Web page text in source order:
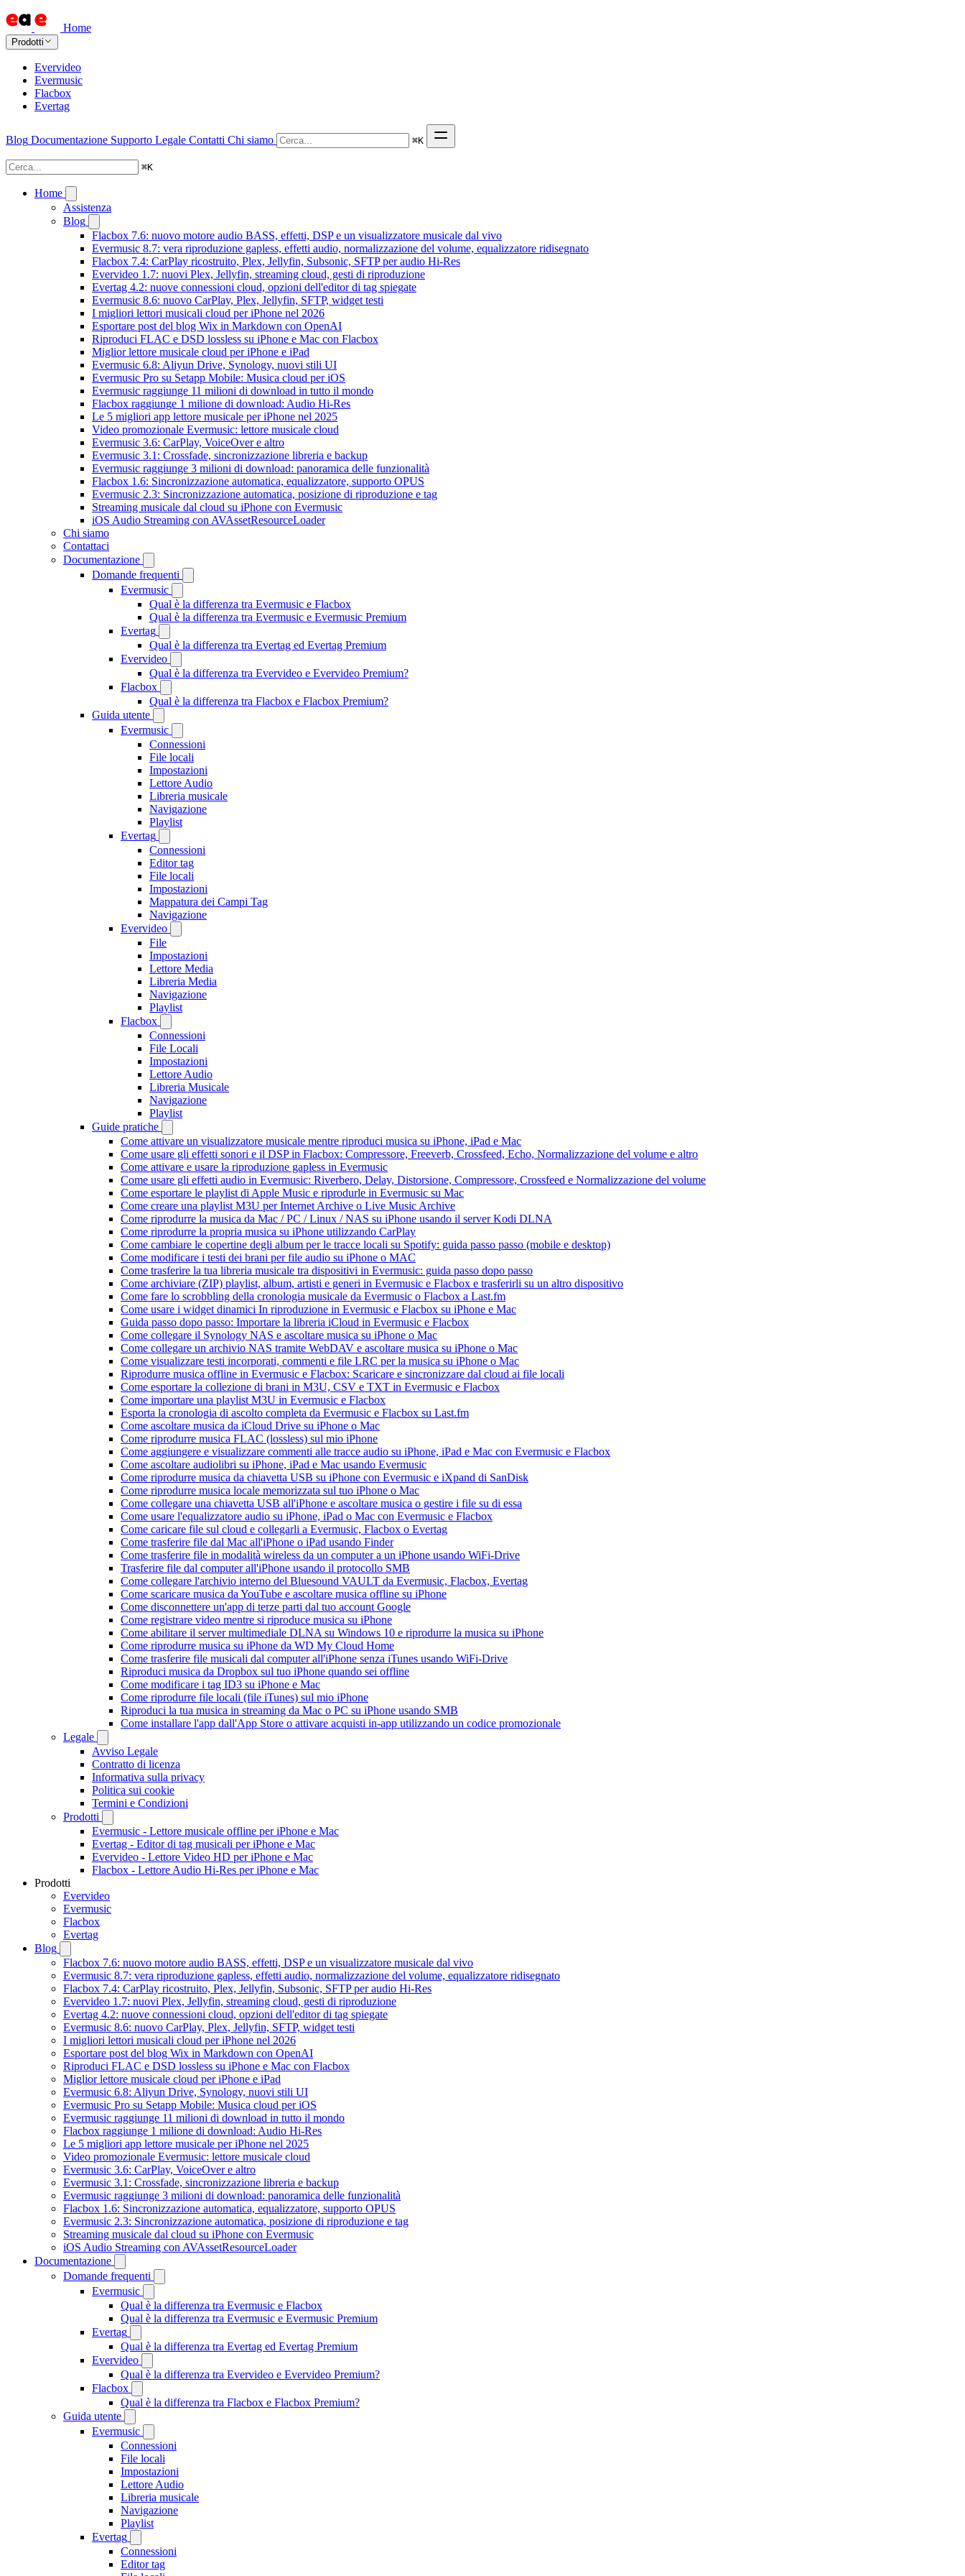
Home
Prodotti
Evervideo
Evermusic
Flacbox
Evertag
Blog Documentazione Supporto Legale Contatti Chi siamo ⌘K
⌘K
Home
Assistenza
Blog
Flacbox 7.6: nuovo motore audio BASS, effetti, DSP e un visualizzatore musicale dal vivo
Evermusic 8.7: vera riproduzione gapless, effetti audio, normalizzazione del volume, equalizzatore ridisegnato
Flacbox 7.4: CarPlay ricostruito, Plex, Jellyfin, Subsonic, SFTP per audio Hi-Res
Evervideo 1.7: nuovi Plex, Jellyfin, streaming cloud, gesti di riproduzione
Evertag 4.2: nuove connessioni cloud, opzioni dell'editor di tag spiegate
Evermusic 8.6: nuovo CarPlay, Plex, Jellyfin, SFTP, widget testi
I migliori lettori musicali cloud per iPhone nel 2026
Esportare post del blog Wix in Markdown con OpenAI
Riproduci FLAC e DSD lossless su iPhone e Mac con Flacbox
Miglior lettore musicale cloud per iPhone e iPad
Evermusic 6.8: Aliyun Drive, Synology, nuovi stili UI
Evermusic Pro su Setapp Mobile: Musica cloud per iOS
Evermusic raggiunge 11 milioni di download in tutto il mondo
Flacbox raggiunge 1 milione di download: Audio Hi-Res
Le 5 migliori app lettore musicale per iPhone nel 2025
Video promozionale Evermusic: lettore musicale cloud
Evermusic 3.6: CarPlay, VoiceOver e altro
Evermusic 3.1: Crossfade, sincronizzazione libreria e backup
Evermusic raggiunge 3 milioni di download: panoramica delle funzionalità
Flacbox 1.6: Sincronizzazione automatica, equalizzatore, supporto OPUS
Evermusic 2.3: Sincronizzazione automatica, posizione di riproduzione e tag
Streaming musicale dal cloud su iPhone con Evermusic
iOS Audio Streaming con AVAssetResourceLoader
Chi siamo
Contattaci
Documentazione
Domande frequenti
Evermusic
Qual è la differenza tra Evermusic e Flacbox
Qual è la differenza tra Evermusic e Evermusic Premium
Evertag
Qual è la differenza tra Evertag ed Evertag Premium
Evervideo
Qual è la differenza tra Evervideo e Evervideo Premium?
Flacbox
Qual è la differenza tra Flacbox e Flacbox Premium?
Guida utente
Evermusic
Connessioni
File locali
Impostazioni
Lettore Audio
Libreria musicale
Navigazione
Playlist
Evertag
Connessioni
Editor tag
File locali
Impostazioni
Mappatura dei Campi Tag
Navigazione
Evervideo
File
Impostazioni
Lettore Media
Libreria Media
Navigazione
Playlist
Flacbox
Connessioni
File Locali
Impostazioni
Lettore Audio
Libreria Musicale
Navigazione
Playlist
Guide pratiche
Come attivare un visualizzatore musicale mentre riproduci musica su iPhone, iPad e Mac
Come usare gli effetti sonori e il DSP in Flacbox: Compressore, Freeverb, Crossfeed, Echo, Normalizzazione del volume e altro
Come attivare e usare la riproduzione gapless in Evermusic
Come usare gli effetti audio in Evermusic: Riverbero, Delay, Distorsione, Compressore, Crossfeed e Normalizzazione del volume
Come esportare le playlist di Apple Music e riprodurle in Evermusic su Mac
Come creare una playlist M3U per Internet Archive o Live Music Archive
Come riprodurre la musica da Mac / PC / Linux / NAS su iPhone usando il server Kodi DLNA
Come riprodurre la propria musica su iPhone utilizzando CarPlay
Come cambiare le copertine degli album per le tracce locali su Spotify: guida passo passo (mobile e desktop)
Come modificare i testi dei brani per file audio su iPhone o MAC
Come trasferire la tua libreria musicale tra dispositivi in Evermusic: guida passo dopo passo
Come archiviare (ZIP) playlist, album, artisti e generi in Evermusic e Flacbox e trasferirli su un altro dispositivo
Come fare lo scrobbling della cronologia musicale da Evermusic o Flacbox a Last.fm
Come usare i widget dinamici In riproduzione in Evermusic e Flacbox su iPhone e Mac
Guida passo dopo passo: Importare la libreria iCloud in Evermusic e Flacbox
Come collegare il Synology NAS e ascoltare musica su iPhone o Mac
Come collegare un archivio NAS tramite WebDAV e ascoltare musica su iPhone o Mac
Come visualizzare testi incorporati, commenti e file LRC per la musica su iPhone o Mac
Riprodurre musica offline in Evermusic e Flacbox: Scaricare e sincronizzare dal cloud ai file locali
Come esportare la collezione di brani in M3U, CSV e TXT in Evermusic e Flacbox
Come importare una playlist M3U in Evermusic e Flacbox
Esporta la cronologia di ascolto completa da Evermusic e Flacbox su Last.fm
Come ascoltare musica da iCloud Drive su iPhone o Mac
Come riprodurre musica FLAC (lossless) sul mio iPhone
Come aggiungere e visualizzare commenti alle tracce audio su iPhone, iPad e Mac con Evermusic e Flacbox
Come ascoltare audiolibri su iPhone, iPad e Mac usando Evermusic
Come riprodurre musica da chiavetta USB su iPhone con Evermusic e iXpand di SanDisk
Come riprodurre musica locale memorizzata sul tuo iPhone o Mac
Come collegare una chiavetta USB all'iPhone e ascoltare musica o gestire i file su di essa
Come usare l'equalizzatore audio su iPhone, iPad o Mac con Evermusic e Flacbox
Come caricare file sul cloud e collegarli a Evermusic, Flacbox o Evertag
Come trasferire file dal Mac all'iPhone o iPad usando Finder
Come trasferire file in modalità wireless da un computer a un iPhone usando WiFi-Drive
Trasferire file dal computer all'iPhone usando il protocollo SMB
Come collegare l'archivio interno del Bluesound VAULT da Evermusic, Flacbox, Evertag
Come scaricare musica da YouTube e ascoltare musica offline su iPhone
Come disconnettere un'app di terze parti dal tuo account Google
Come registrare video mentre si riproduce musica su iPhone
Come abilitare il server multimediale DLNA su Windows 10 e riprodurre la musica su iPhone
Come riprodurre musica su iPhone da WD My Cloud Home
Come trasferire file musicali dal computer all'iPhone senza iTunes usando WiFi-Drive
Riproduci musica da Dropbox sul tuo iPhone quando sei offline
Come modificare i tag ID3 su iPhone e Mac
Come riprodurre file locali (file iTunes) sul mio iPhone
Riproduci la tua musica in streaming da Mac o PC su iPhone usando SMB
Come installare l'app dall'App Store o attivare acquisti in-app utilizzando un codice promozionale
Legale
Avviso Legale
Contratto di licenza
Informativa sulla privacy
Politica sui cookie
Termini e Condizioni
Prodotti
Evermusic - Lettore musicale offline per iPhone e Mac
Evertag - Editor di tag musicali per iPhone e Mac
Evervideo - Lettore Video HD per iPhone e Mac
Flacbox - Lettore Audio Hi-Res per iPhone e Mac
Prodotti
Evervideo
Evermusic
Flacbox
Evertag
Blog
Flacbox 7.6: nuovo motore audio BASS, effetti, DSP e un visualizzatore musicale dal vivo
Evermusic 8.7: vera riproduzione gapless, effetti audio, normalizzazione del volume, equalizzatore ridisegnato
Flacbox 7.4: CarPlay ricostruito, Plex, Jellyfin, Subsonic, SFTP per audio Hi-Res
Evervideo 1.7: nuovi Plex, Jellyfin, streaming cloud, gesti di riproduzione
Evertag 4.2: nuove connessioni cloud, opzioni dell'editor di tag spiegate
Evermusic 8.6: nuovo CarPlay, Plex, Jellyfin, SFTP, widget testi
I migliori lettori musicali cloud per iPhone nel 2026
Esportare post del blog Wix in Markdown con OpenAI
Riproduci FLAC e DSD lossless su iPhone e Mac con Flacbox
Miglior lettore musicale cloud per iPhone e iPad
Evermusic 6.8: Aliyun Drive, Synology, nuovi stili UI
Evermusic Pro su Setapp Mobile: Musica cloud per iOS
Evermusic raggiunge 11 milioni di download in tutto il mondo
Flacbox raggiunge 1 milione di download: Audio Hi-Res
Le 5 migliori app lettore musicale per iPhone nel 2025
Video promozionale Evermusic: lettore musicale cloud
Evermusic 3.6: CarPlay, VoiceOver e altro
Evermusic 3.1: Crossfade, sincronizzazione libreria e backup
Evermusic raggiunge 3 milioni di download: panoramica delle funzionalità
Flacbox 1.6: Sincronizzazione automatica, equalizzatore, supporto OPUS
Evermusic 2.3: Sincronizzazione automatica, posizione di riproduzione e tag
Streaming musicale dal cloud su iPhone con Evermusic
iOS Audio Streaming con AVAssetResourceLoader
Documentazione
Domande frequenti
Evermusic
Qual è la differenza tra Evermusic e Flacbox
Qual è la differenza tra Evermusic e Evermusic Premium
Evertag
Qual è la differenza tra Evertag ed Evertag Premium
Evervideo
Qual è la differenza tra Evervideo e Evervideo Premium?
Flacbox
Qual è la differenza tra Flacbox e Flacbox Premium?
Guida utente
Evermusic
Connessioni
File locali
Impostazioni
Lettore Audio
Libreria musicale
Navigazione
Playlist
Evertag
Connessioni
Editor tag